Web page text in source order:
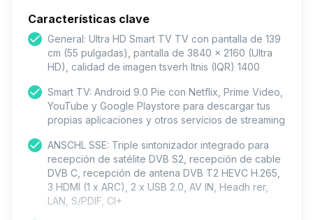
Características clave
General: Ultra HD Smart TV TV con pantalla de 139
cm (55 pulgadas), pantalla de 3840 x 2160 (Ultra
HD), calidad de imagen tsverh ltnis (IQR) 1400
Smart TV: Android 9.0 Pie con Netflix, Prime Video,
YouTube y Google Playstore para descargar tus
propias aplicaciones y otros servicios de streaming
ANSCHL SSE: Triple sintonizador integrado para
recepción de satélite DVB S2, recepción de cable
DVB C, recepción de antena DVB T2 HEVC H.265,
3 HDMI (1 x ARC), 2 x USB 2.0, AV IN, Headh rer,
LAN, S/PDIF, CI+